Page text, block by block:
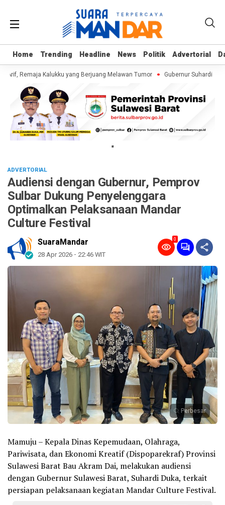
Home Trending Headline News Politik Advertorial
Home Trending Headline News Politik Advertorial
Remaja Kalukku yang Berjuang Melawan Tumor Gubernur Suhardi
"
ADVERTORIAL
Audiensi dengan Gubernur, Pemprov
Sulbar Dukung Penyelenggara
Optimalkan Pelaksanaan Mandar
Culture Festival
SuaraMandar
28 Apr 2026 - 22:46 WIT
0
Perbesar
Mamuju – Kepala Dinas Kepemudaan, Olahraga,
Pariwisata, dan Ekonomi Kreatif (Dispoparekraf) Provinsi
Sulawesi Barat Bau Akram Dai, melakukan audiensi
dengan Gubernur Sulawesi Barat, Suhardi Duka, terkait
persiapan pelaksanaan kegiatan Mandar Culture Festival.